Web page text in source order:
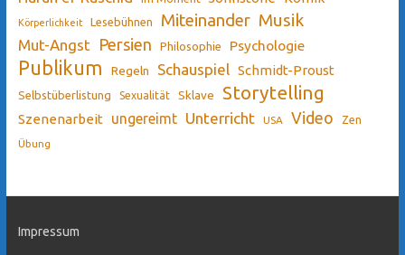
Körperlichkeit Lesebühnen Miteinander Musik
Mut-Angst Persien Philosophie Psychologie
Publikum Regeln Schauspiel Schmidt-Proust
Selbstüberlistung Sexualität Sklave Storytelling
Szenenarbeit ungereimt Unterricht USA Video Zen
Übung
Impressum